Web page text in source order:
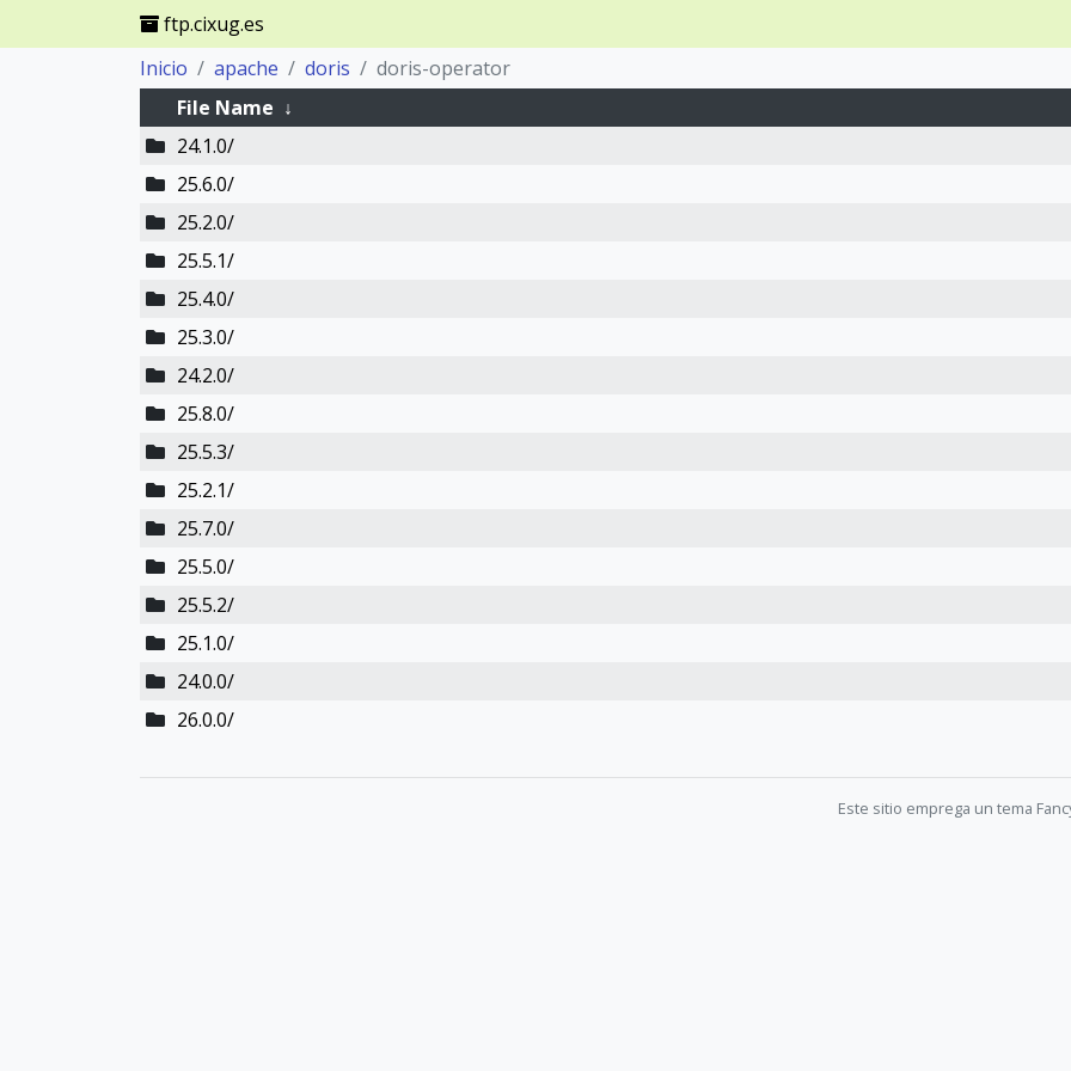
ftp.cixug.es
Inicio
apache doris
doris-operator
File Name ↓
24.1.0/
25.6.0/
25.2.0/
25.5.1/
25.4.0/
25.3.0/
24.2.0/
25.8.0/
25.5.3/
25.2.1/
25.7.0/
25.5.0/
25.5.2/
25.1.0/
24.0.0/
26.0.0/
Este sitio emprega un tema